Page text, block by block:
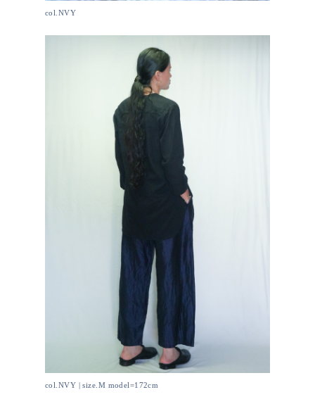
col.NVY
col.NVY | size.M model=172cm